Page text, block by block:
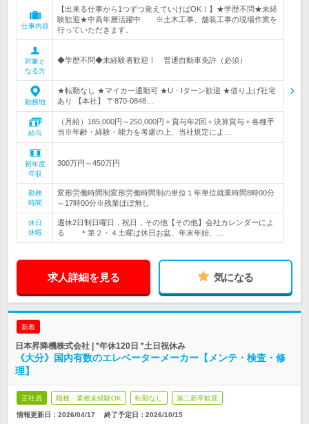
仕事内容
【出来る仕事から1つずつ覚えていけばOK！】★学歴不問★未経
験歓迎★中高年層活躍中 ※土木工事、舗装工事の現場作業を
行っていただきます。
対象と
なる方
◆学歴不問◆未経験者歓迎！ 普通自動車免許（必須）
勤務地
★転勤なし ★マイカー通勤可 ★U・Iターン歓迎 ★借り上げ社宅
あり 【本社】 〒870-0848…
給与
（月給）185,000円～250,000円＋賞与年2回＋決算賞与＋各種手
当※年齢・経験・能力を考慮の上、当社規定によ…
初年度
年収
300万円～450万円
勤務
時間
変形労働時間制変形労働時間制の単位１年単位就業時間8時00分
～17時00分※残業ほぼ無し
休日
休暇
週休2日制日曜日，祝日，その他【その他】会社カレンダーによ
る ＊第２・４土曜は休日お盆、年末年始、…
求人詳細を見る 気になる
新着
日本昇降機株式会社 | *年休120日 *土日祝休み
《大分》国内有数のエレベーターメーカー【メンテ・検査・修
理】
正社員 職種・業種未経験OK 転勤なし 第二新卒歓迎
情報更新日：2026/04/17 終了予定日： 2026/10/15